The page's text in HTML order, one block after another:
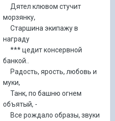
Дятел клювом стучит
морзянку,
Старшина экипажу в
награду
*** цедит консервной
банкой..
Радость, ярость, любовь и
муки,
Танк, по башню огнем
объятый, -
Все рождало образы, звуки